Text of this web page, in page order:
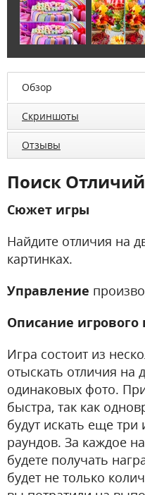
Обзор
Скриншоты
Отзывы
Поиск Отличий
Сюжет игры
Найдите отличия на
картинках.
Управление
Описание игрового
Игра состоит из
отыскать отличия на
одинаковых фото.
быстра, так как
будут искать еще три
раундов. За каждое
будете получать
будет не только